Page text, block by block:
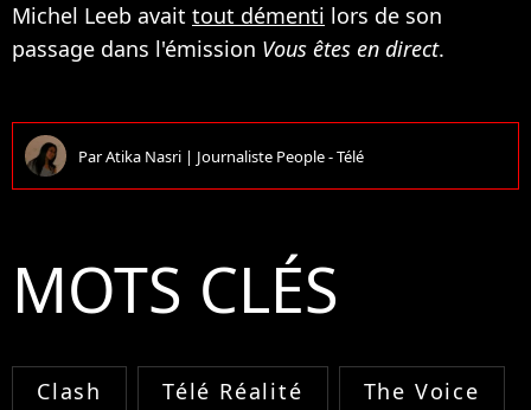
Michel Leeb avait tout démenti lors de son
passage dans l'émission Vous êtes en direct.
ParAtika Nasri | Journaliste People - Télé
MOTS CLÉS
Clash Télé Réalité The Voice